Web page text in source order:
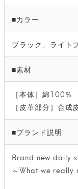
■カラー
ブラック、ライト
■素材
［本体］綿100％
［皮革部分］合成
■ブランド説明
Brand new daily
～What we really